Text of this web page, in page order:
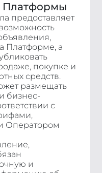
Платформы
предоставляет
Платформе, а
покупке и
средств.
размещать
бизнес-
с
Оператором
и